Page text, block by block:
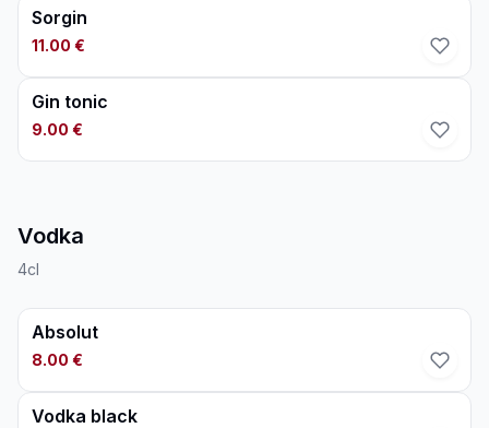
Sorgin
11.00 €
Gin tonic
9.00 €
Vodka
4cl
Absolut
8.00 €
Vodka black